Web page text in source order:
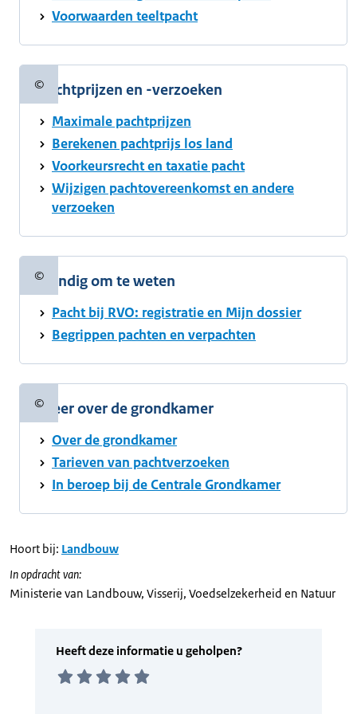
Voorwaarden teeltpacht
©Copyrightinformatie
Pachtprijzen en -verzoeken
Maximale pachtprijzen
Berekenen pachtprijs los land
Voorkeursrecht en taxatie pacht
Wijzigen pachtovereenkomst en andere
verzoeken
©Copyrightinformatie
Handig om te weten
Pacht bij RVO: registratie en Mijn dossier
Begrippen pachten en verpachten
©Copyrightinformatie
Meer over de grondkamer
Over de grondkamer
Tarieven van pachtverzoeken
In beroep bij de Centrale Grondkamer
Hoort bij: Landbouw
In opdracht van:
Ministerie van Landbouw, Visserij, Voedselzekerheid en Natuur